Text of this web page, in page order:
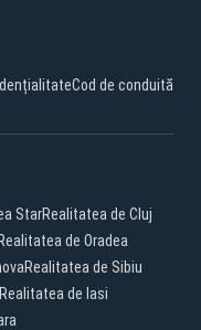
Cod de conduită
StarRealitatea de Cluj
Realitatea de Oradea
Realitatea de Sibiu
Realitatea de Iasi